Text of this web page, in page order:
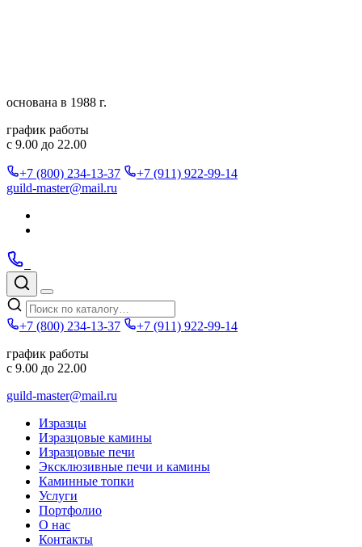
основана в 1988 г.
график работы
с 9.00 до 22.00
+7 (800) 234-13-37
+7 (911) 922-99-14
guild-master@mail.ru
Позвонить
Поиск
по
каталогу
Меню
+7 (800) 234-13-37
+7 (911) 922-99-14
график работы
с 9.00 до 22.00
guild-master@mail.ru
Изразцы
Изразцовые камины
Изразцовые печи
Эксклюзивные печи и камины
Каминные топки
Услуги
Портфолио
О нас
Контакты